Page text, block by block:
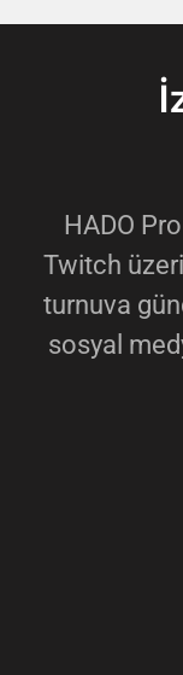
HADO
Twitch
turnuva
sosyal